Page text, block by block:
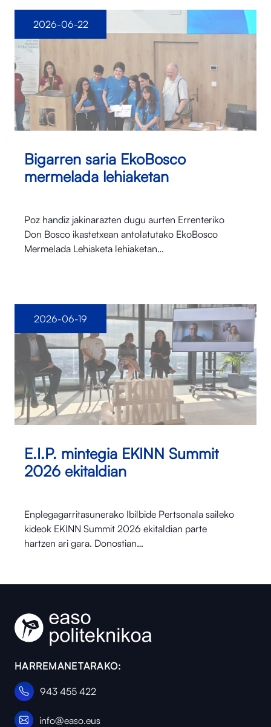
Bigarren saria EkoBosco
mermelada lehiaketan
Poz handiz jakinarazten dugu aurten Errenteriko
Don Bosco ikastetxean antolatutako EkoBosco
Mermelada Lehiaketa lehiaketan…
2026-06-22
E.I.P. mintegia EKINN Summit
2026 ekitaldian
Enplegagarritasunerako Ibilbide Pertsonala saileko
kideok EKINN Summit 2026 ekitaldian parte
hartzen ari gara. Donostian…
2026-06-19
HARREMANETARAKO:
943 455 422
info@easo.eus